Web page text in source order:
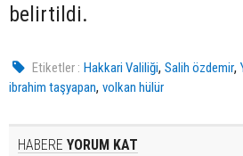
belirtildi.
Etiketler : Hakkari Valiliği,Salih özdemir,
ibrahim taşyapan, volkan hülür
HABERE YORUM KAT